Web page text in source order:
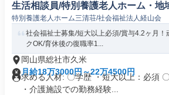
生活相談員/特別養護老人ホーム・地
特別養護老人ホーム三清荘/社会福祉法人経山会
社会福祉士募集/短大以上必須/賞与4.2ヶ月！
クOK/育休後の復職率1...
岡山県総社市久米
月給18万3000円～22万4500円
求める人材: 〇学歴 ・短大以上：必須
・介護施設での勤務経験...